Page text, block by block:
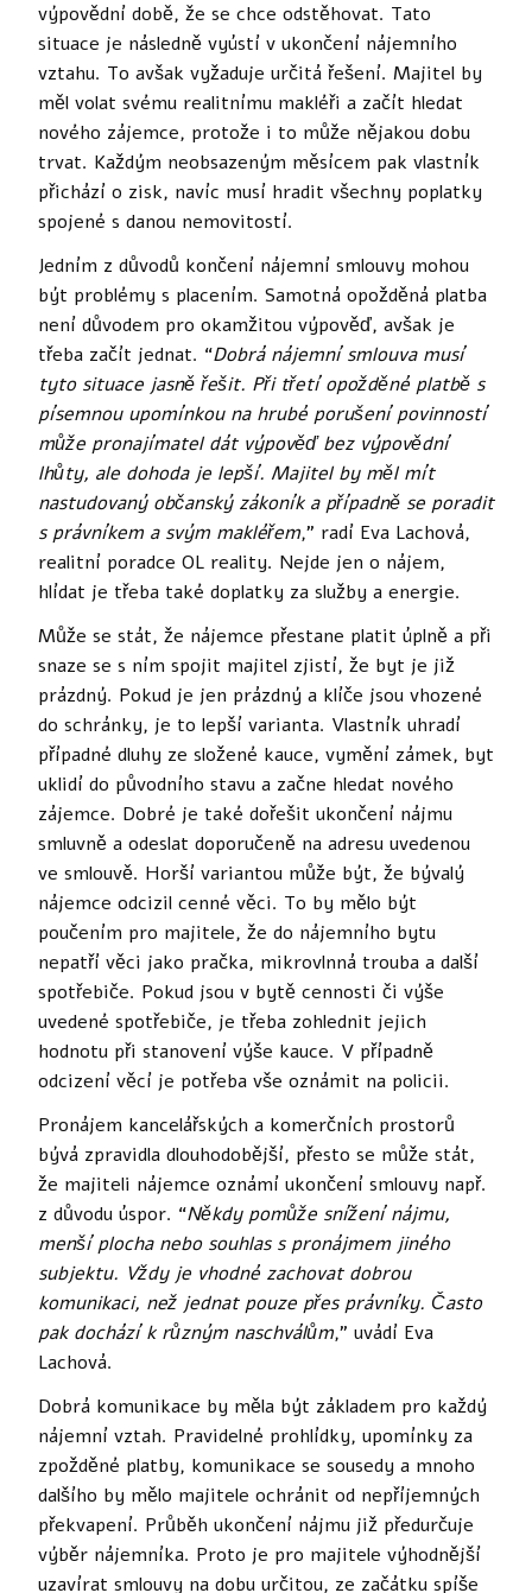
výpovědní době, že se chce odstěhovat. Tato
situace je následně vyústí v ukončení nájemního
vztahu. To avšak vyžaduje určitá řešení. Majitel by
měl volat svému realitnímu makléři a začít hledat
nového zájemce, protože i to může nějakou dobu
trvat. Každým neobsazeným měsícem pak vlastník
přichází o zisk, navíc musí hradit všechny poplatky
spojené s danou nemovitostí.
Jedním z důvodů končení nájemní smlouvy mohou
být problémy s placením. Samotná opožděná platba
není důvodem pro okamžitou výpověď, avšak je
třeba začít jednat. “Dobrá nájemní smlouva musí
tyto situace jasně řešit. Při třetí opožděné platbě s
písemnou upomínkou na hrubé porušení povinností
může pronajímatel dát výpověď bez výpovědní
lhůty, ale dohoda je lepší. Majitel by měl mít
nastudovaný občanský zákoník a případně se poradit
s právníkem a svým makléřem,” radí Eva Lachová,
realitní poradce OL reality. Nejde jen o nájem,
hlídat je třeba také doplatky za služby a energie.
Může se stát, že nájemce přestane platit úplně a při
snaze se s ním spojit majitel zjistí, že byt je již
prázdný. Pokud je jen prázdný a klíče jsou vhozené
do schránky, je to lepší varianta. Vlastník uhradí
případné dluhy ze složené kauce, vymění zámek, byt
uklidí do původního stavu a začne hledat nového
zájemce. Dobré je také dořešit ukončení nájmu
smluvně a odeslat doporučeně na adresu uvedenou
ve smlouvě. Horší variantou může být, že bývalý
nájemce odcizil cenné věci. To by mělo být
poučením pro majitele, že do nájemního bytu
nepatří věci jako pračka, mikrovlnná trouba a další
spotřebiče. Pokud jsou v bytě cennosti či výše
uvedené spotřebiče, je třeba zohlednit jejich
hodnotu při stanovení výše kauce. V případně
odcizení věcí je potřeba vše oznámit na policii.
Pronájem kancelářských a komerčních prostorů
bývá zpravidla dlouhodobější, přesto se může stát,
že majiteli nájemce oznámí ukončení smlouvy např.
z důvodu úspor. “Někdy pomůže snížení nájmu,
menší plocha nebo souhlas s pronájmem jiného
subjektu. Vždy je vhodné zachovat dobrou
komunikaci, než jednat pouze přes právníky. Často
pak dochází k různým naschválům,” uvádí Eva
Lachová.
Dobrá komunikace by měla být základem pro každý
nájemní vztah. Pravidelné prohlídky, upomínky za
zpožděné platby, komunikace se sousedy a mnoho
dalšího by mělo majitele ochránit od nepříjemných
překvapení. Průběh ukončení nájmu již předurčuje
výběr nájemníka. Proto je pro majitele výhodnější
uzavírat smlouvy na dobu určitou, ze začátku spíše